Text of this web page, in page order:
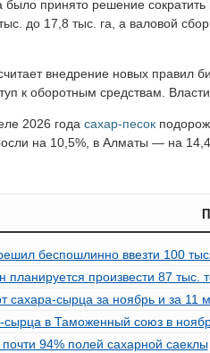
принято решение
до 17,8 тыс. га, а валовой
внедрение новых правил
к оборотным средствам.
2026 года сахар-песок
на 10,5%, в Алматы — на
беспошлинно ввезти 100
планируется произвести 87 тыс.
сахара-сырца за ноябрь и за 11
в Таможенный союз в
94% полей сахарной саеклы